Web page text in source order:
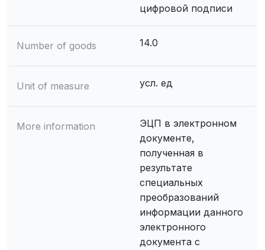
цифровой подписи
Number of goods 14.0
Unit of measure усл. ед
More information
ЭЦП в электронном
документе,
полученная в
результате
специальных
преобразований
информации данного
электронного
документа с